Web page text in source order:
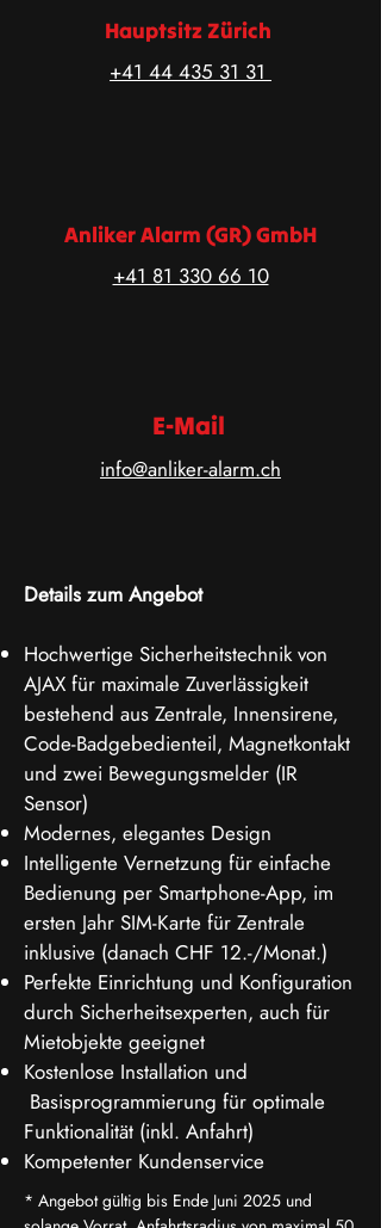
Hauptsitz Zürich
+41 44 435 31 31
Anliker Alarm (GR) GmbH
+41 81 330 66 10
E-Mail
info@anliker-alarm.ch
Details zum Angebot
Hochwertige Sicherheitstechnik von
AJAX für maximale Zuverlässigkeit
bestehend aus Zentrale, Innensirene,
Code-Badgebedienteil, Magnetkontakt
und zwei Bewegungsmelder (IR
Sensor)
Modernes, elegantes Design
Intelligente Vernetzung für einfache
Bedienung per Smartphone-App, im
ersten Jahr SIM-Karte für Zentrale
inklusive (danach CHF 12.-/Monat.)
Perfekte Einrichtung und Konfiguration
durch Sicherheitsexperten, auch für
Mietobjekte geeignet
Kostenlose Installation und
Basisprogrammierung für optimale
Funktionalität (inkl. Anfahrt)
Kompetenter Kundenservice
* Angebot gültig bis Ende Juni 2025 und